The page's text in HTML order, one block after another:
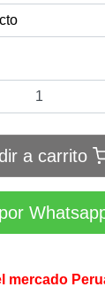
a carrito
mercado